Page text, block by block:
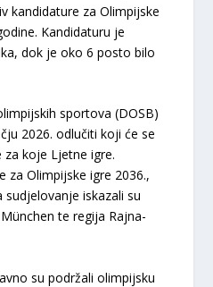
kandidature za Olimpijske
Kandidaturu je
dok je oko 6 posto bilo
sportova (DOSB)
2026. odlučiti koji će se
za koje Ljetne igre.
za Olimpijske igre 2036.,
sudjelovanje iskazali su
te regija Rajna-
su podržali olimpijsku